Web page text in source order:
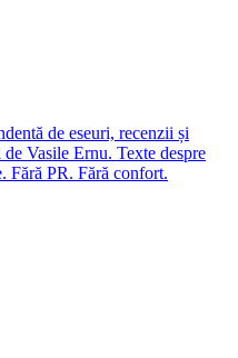
de eseuri, recenzii și
Vasile Ernu. Texte despre
Fără PR. Fără confort.